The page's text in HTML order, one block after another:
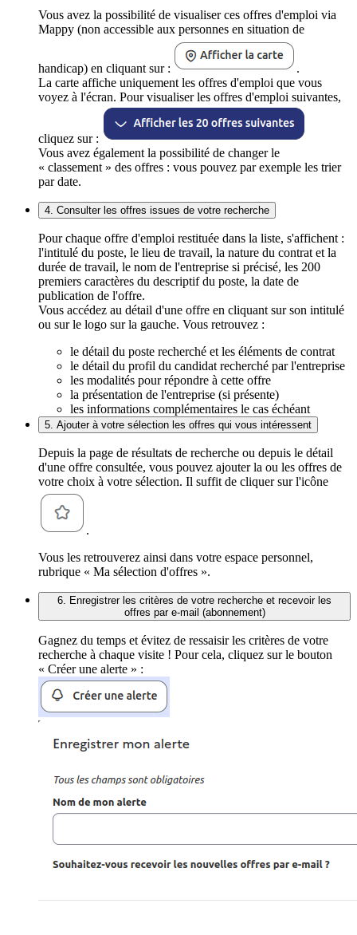
Vous avez la possibilité de visualiser ces offres d'emploi via
Mappy (non accessible aux personnes en situation de
handicap) en cliquant sur :
.
La carte affiche uniquement les offres d'emploi que vous
voyez à l'écran. Pour visualiser les offres d'emploi suivantes,
cliquez sur :
Vous avez également la possibilité de changer le
« classement » des offres : vous pouvez par exemple les trier
par date.
4. Consulter les offres issues de votre recherche
Pour chaque offre d'emploi restituée dans la liste, s'affichent :
l'intitulé du poste, le lieu de travail, la nature du contrat et la
durée de travail, le nom de l'entreprise si précisé, les 200
premiers caractères du descriptif du poste, la date de
publication de l'offre.
Vous accédez au détail d'une offre en cliquant sur son intitulé
ou sur le logo sur la gauche. Vous retrouvez :
le détail du poste recherché et les éléments de contrat
le détail du profil du candidat recherché par l'entreprise
les modalités pour répondre à cette offre
la présentation de l'entreprise (si présente)
les informations complémentaires le cas échéant
5. Ajouter à votre sélection les offres qui vous intéressent
Depuis la page de résultats de recherche ou depuis le détail
d'une offre consultée, vous pouvez ajouter la ou les offres de
votre choix à votre sélection. Il suffit de cliquer sur l'icône
.
Vous les retrouverez ainsi dans votre espace personnel,
rubrique « Ma sélection d'offres ».
6. Enregistrer les critères de votre recherche et recevoir les
offres par e-mail (abonnement)
Gagnez du temps et évitez de ressaisir les critères de votre
recherche à chaque visite ! Pour cela, cliquez sur le bouton
« Créer une alerte » :